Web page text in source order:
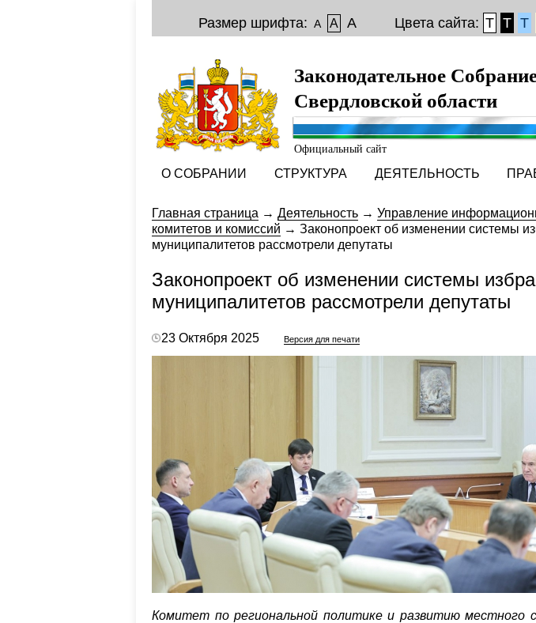
Размер шрифта: A A A Цвета сайта: Т Т Т
Законодательное
Свердловской области
Официальный сайт
О СОБРАНИИ СТРУКТУРА ДЕЯТЕЛЬНОСТЬ
Главная страница → Деятельность → Управление
комитетов и комиссий → Законопроект об изменении системы
муниципалитетов рассмотрели депутаты
Законопроект об изменении системы
муниципалитетов рассмотрели депутаты
23 Октября 2025 Версия для печати
Комитет по региональной политике и развитию местного